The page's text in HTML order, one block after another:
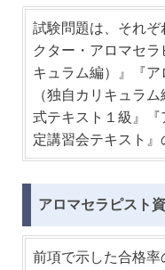
試験問題は、それ
クター・アロマセ
キュラム編）』『ア
（独自カリキュラ
式テキスト１級』
定講習会テキスト』
アロマセラピスト
前項で示した合格